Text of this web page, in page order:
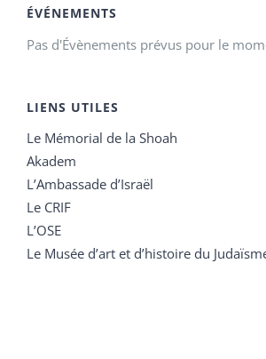
ÉVÉNEMENTS
Pas d'Évènements prévus pour le
LIENS UTILES
Le Mémorial de la Shoah
Akadem
L’Ambassade d’Israël
Le CRIF
L’OSE
Le Musée d’art et d’histoire du